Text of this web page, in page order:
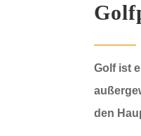
Golf ist
den